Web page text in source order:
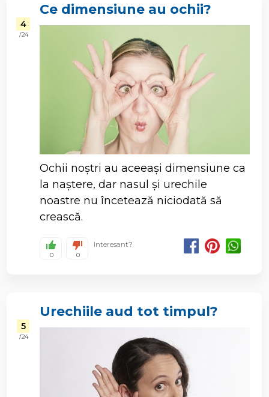
4
/ 24
Ce dimensiune au ochii?
Ochii noștri au aceeași dimensiune ca
la naștere, dar nasul și urechile
noastre nu încetează niciodată să
crească.
0 0
Interesant?
5
/ 24
Urechiile aud tot timpul?